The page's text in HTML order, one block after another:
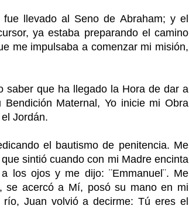
llevado al Seno de Abraham; y el
ya estaba preparando el camino
me impulsaba a comenzar mi misión,
saber que ha llegado la Hora de dar a
Maternal, Yo inicie mi Obra
Jordán.
el bautismo de penitencia. Me
sintió cuando con mi Madre encinta
los ojos y me dijo: ¨Emmanuel¨. Me
se acercó a Mí, posó su mano en mi
Juan volvió a decirme: Tú eres el